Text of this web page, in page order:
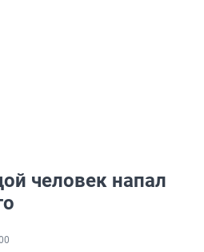
человек напал